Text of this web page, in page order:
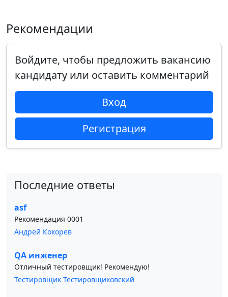
Рекомендации
Войдите, чтобы предложить вакансию
кандидату или оставить комментарий
Вход
Регистрация
Последние ответы
asf
Рекомендация 0001
Андрей Кокорев
QA инженер
Отличный тестировщик! Рекомендую!
Тестировщик Тестировщиковский